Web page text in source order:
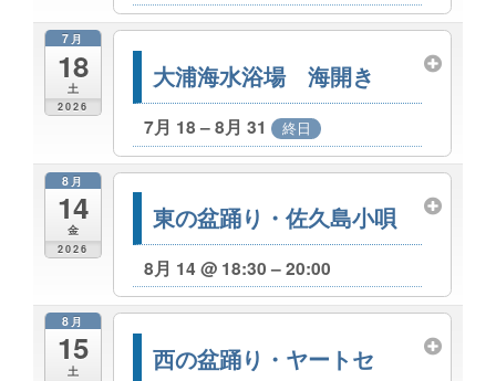
7月
18
土
2026
大浦海水浴場 海開き
7月 18 – 8月 31 終日
8月
14
金
2026
東の盆踊り・佐久島小唄
8月 14 @ 18:30 – 20:00
8月
15
土 西の盆踊り・ヤートセ